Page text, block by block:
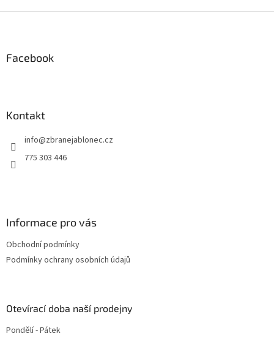
Facebook
Kontakt
info@zbranejablonec.cz
775 303 446
Informace pro vás
Obchodní podmínky
Podmínky ochrany osobních údajů
Otevírací doba naší prodejny
Pondělí - Pátek